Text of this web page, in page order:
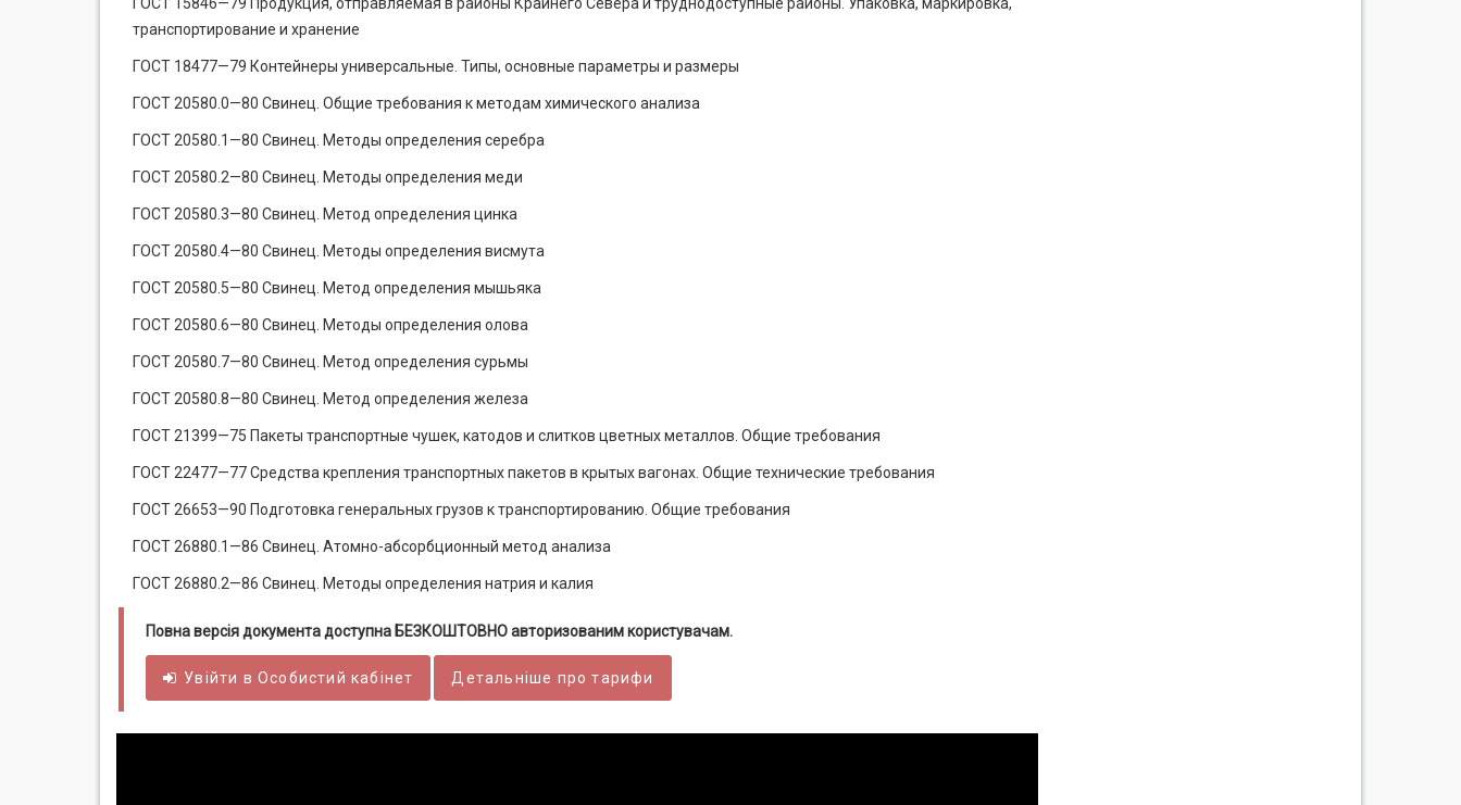
транспортирование и хранение
ГОСТ 18477—79 Контейнеры универсальные. Типы, основные параметры и размеры
ГОСТ 20580.0—80 Свинец. Общие требования к методам химического анализа
ГОСТ 20580.1—80 Свинец. Методы определения серебра
ГОСТ 20580.2—80 Свинец. Методы определения меди
ГОСТ 20580.3—80 Свинец. Метод определения цинка
ГОСТ 20580.4—80 Свинец. Методы определения висмута
ГОСТ 20580.5—80 Свинец. Метод определения мышьяка
ГОСТ 20580.6—80 Свинец. Методы определения олова
ГОСТ 20580.7—80 Свинец. Метод определения сурьмы
ГОСТ 20580.8—80 Свинец. Метод определения железа
ГОСТ 21399—75 Пакеты транспортные чушек, катодов и слитков цветных металлов. Общие требования
ГОСТ 22477—77 Средства крепления транспортных пакетов в крытых вагонах. Общие технические требования
ГОСТ 26653—90 Подготовка генеральных грузов к транспортированию. Общие требования
ГОСТ 26880.1—86 Свинец. Атомно-абсорбционный метод анализа
ГОСТ 26880.2—86 Свинец. Методы определения натрия и калия
Повна версія документа доступна БЕЗКОШТОВНО авторизованим користувачам.
Увійти вОсобистий кабінет Детальніше про тарифи